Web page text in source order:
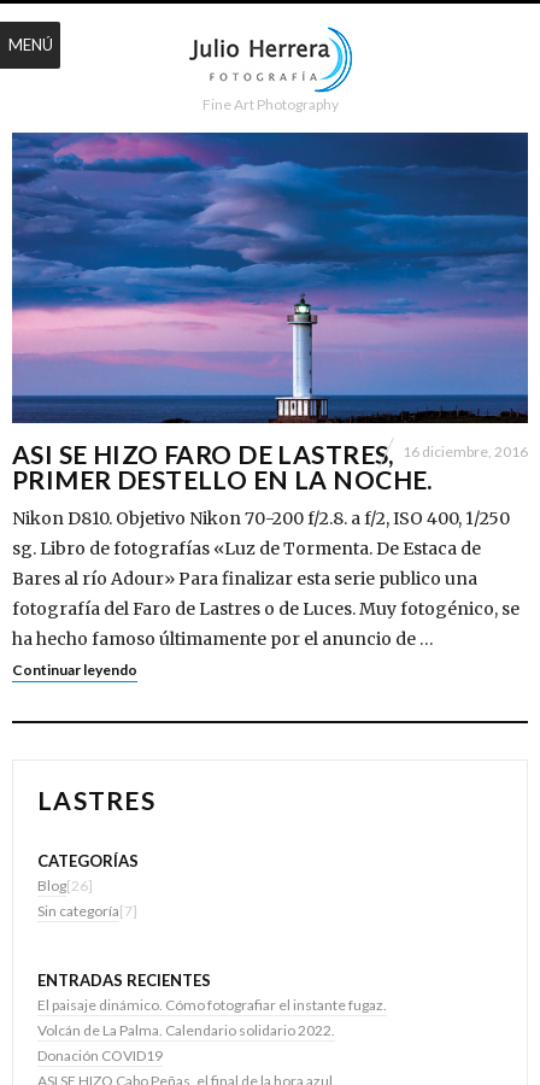
Fine Art Photography
ASI SE HIZO FARO DE LASTRES,
PRIMER DESTELLO EN LA NOCHE.
16 diciembre, 2016
Nikon D810. Objetivo Nikon 70-200 f/2.8. a f/2, ISO 400, 1/250
sg. Libro de fotografías «Luz de Tormenta. De Estaca de
Bares al río Adour» Para finalizar esta serie publico una
fotografía del Faro de Lastres o de Luces. Muy fotogénico, se
ha hecho famoso últimamente por el anuncio de …
Continuar leyendo
LASTRES
CATEGORÍAS
Blog[26]
Sin categoría[7]
ENTRADAS RECIENTES
El paisaje dinámico. Cómo fotografiar el instante fugaz.
Volcán de La Palma. Calendario solidario 2022.
Donación COVID19
ASI SE HIZO Cabo Peñas, el final de la hora azul
MENÚ